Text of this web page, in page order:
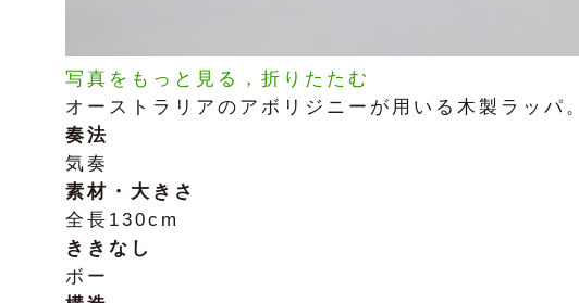
写真をもっと見る，折りたたむ
オーストラリアのアボリジニーが用いる木製ラッパ。
奏法
気奏
素材・大きさ
全長130cm
ききなし
ボー